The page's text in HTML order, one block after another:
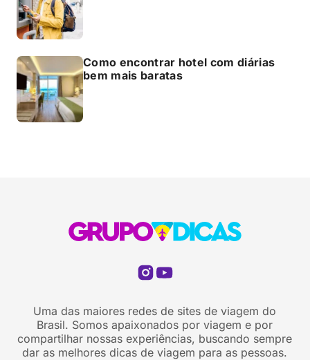
Como encontrar hotel com diárias
bem mais baratas
Uma das maiores redes de sites de viagem do
Brasil. Somos apaixonados por viagem e por
compartilhar nossas experiências, buscando sempre
dar as melhores dicas de viagem para as pessoas.